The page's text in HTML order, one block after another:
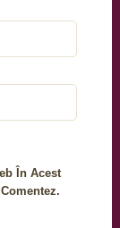
În Acest